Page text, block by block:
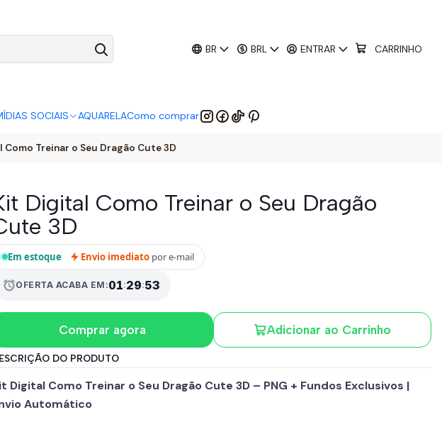
BR BRL ENTRAR CARRINHO
SOCIAIS AQUARELAComo comprar
Treinar o Seu Dragão Cute 3D
Digital Como Treinar o Seu Dragão
3D
Em estoque Envio imediato por e-mail
alarmOFERTA ACABA EM:01:29:52
Adicionar ao Carrinho
Comprar agora
DO PRODUTO
Digital Como Treinar o Seu Dragão Cute 3D – PNG + Fundos Exclusivos |
Automático